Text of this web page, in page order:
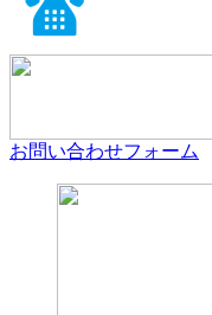
お問い合わせフォーム